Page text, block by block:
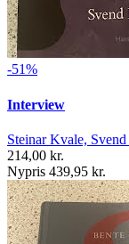
-51%
Interview
Steinar Kvale,
214,00 kr.
Nypris 439,95 kr.